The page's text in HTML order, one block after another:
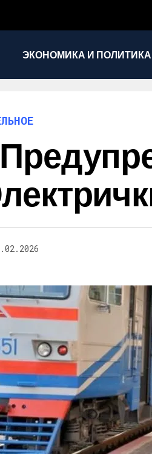
ЭКОНОМИКА И ПОЛИТИКА